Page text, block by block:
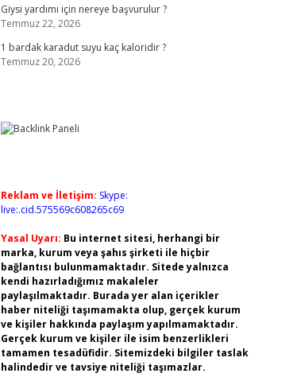
Giysi yardımı için nereye başvurulur ?
Temmuz 22, 2026
1 bardak karadut suyu kaç kaloridir ?
Temmuz 20, 2026
Reklam ve İletişim: Skype:
live:.cid.575569c608265c69
Yasal Uyarı: Bu internet sitesi, herhangi bir
marka, kurum veya şahıs şirketi ile hiçbir
bağlantısı bulunmamaktadır. Sitede yalnızca
kendi hazırladığımız makaleler
paylaşılmaktadır. Burada yer alan içerikler
haber niteliği taşımamakta olup, gerçek kurum
ve kişiler hakkında paylaşım yapılmamaktadır.
Gerçek kurum ve kişiler ile isim benzerlikleri
tamamen tesadüfidir. Sitemizdeki bilgiler taslak
halindedir ve tavsiye niteliği taşımazlar.